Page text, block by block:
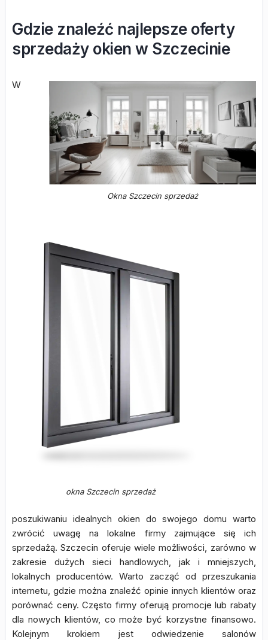
Gdzie znaleźć najlepsze oferty
sprzedaży okien w Szczecinie
Okna Szczecin sprzedaż
okna Szczecin sprzedaż
W
poszukiwaniu idealnych okien do swojego domu warto
zwrócić uwagę na lokalne firmy zajmujące się ich
sprzedażą. Szczecin oferuje wiele możliwości, zarówno w
zakresie dużych sieci handlowych, jak i mniejszych,
lokalnych producentów. Warto zacząć od przeszukania
internetu, gdzie można znaleźć opinie innych klientów oraz
porównać ceny. Często firmy oferują promocje lub rabaty
dla nowych klientów, co może być korzystne finansowo.
Kolejnym krokiem jest odwiedzenie salonów